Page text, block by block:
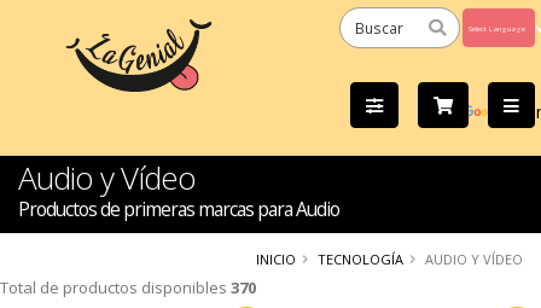
by
Audio y Vídeo
Productos de primeras marcas para Audio
INICIO TECNOLOGÍA AUDIO Y VÍDEO
Total de productos disponibles 370